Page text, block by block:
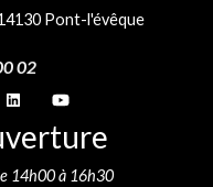
Pont-l'évêque
02
nous sur
Suivez-nous sur
Suivez-nous sur
14h00 à 16h30